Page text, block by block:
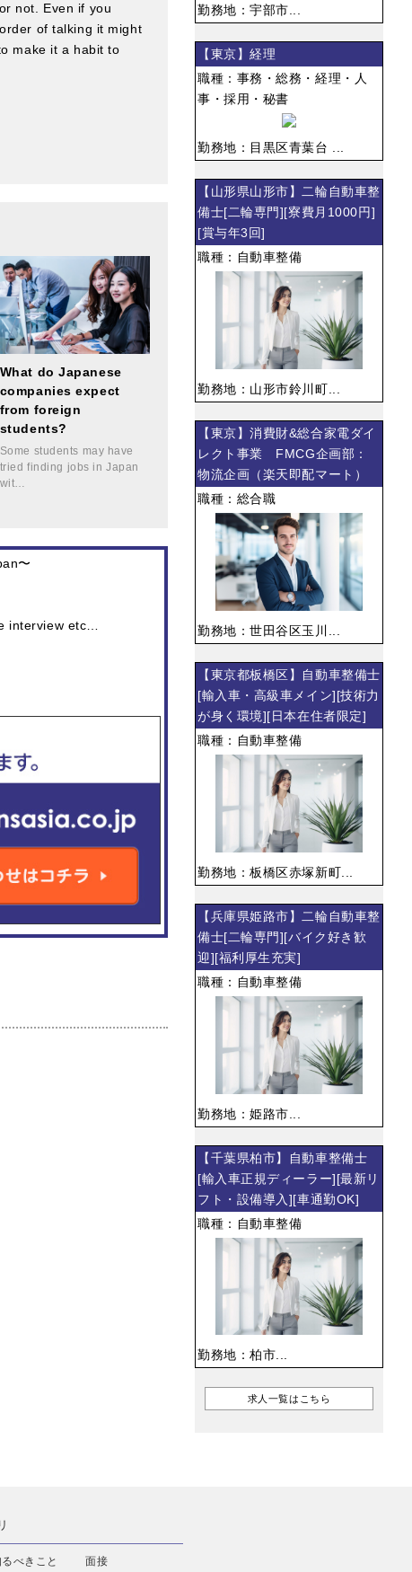
not. Even if you
of talking it might
make it a habit to
What do Japanese
companies expect
from foreign
students?
Some students may have
tried finding jobs in Japan
wit…
〜
interview etc…
勤務地：宇部市...
【東京】経理
職種：事務・総務・経理・人
事・採用・秘書
勤務地：目黒区青葉台 ...
【山形県山形市】二輪自動車整
備士[二輪専門][寮費月1000円]
[賞与年3回]
職種：自動車整備
勤務地：山形市鈴川町...
【東京】消費財&総合家電ダイ
レクト事業 FMCG企画部：
物流企画（楽天即配マート）
職種：総合職
勤務地：世田谷区玉川...
【東京都板橋区】自動車整備士
[輸入車・高級車メイン][技術力
が身く環境][日本在住者限定]
職種：自動車整備
勤務地：板橋区赤塚新町...
【兵庫県姫路市】二輪自動車整
備士[二輪専門][バイク好き歓
迎][福利厚生充実]
職種：自動車整備
勤務地：姫路市...
【千葉県柏市】自動車整備士
[輸入車正規ディーラー][最新リ
フト・設備導入][車通勤OK]
職種：自動車整備
勤務地：柏市...
求人一覧はこちら
べきこと
面接